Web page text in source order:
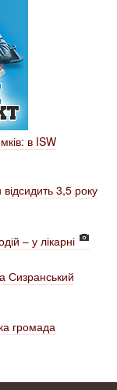
в ISW
3,5 року
– у лікарні
Сизранський
громада